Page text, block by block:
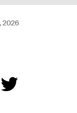
2026